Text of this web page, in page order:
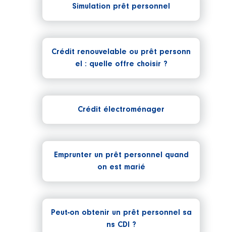
Simulation prêt personnel
Crédit renouvelable ou prêt personn
el : quelle offre choisir ?
Crédit électroménager
Emprunter un prêt personnel quand
on est marié
Peut-on obtenir un prêt personnel sa
ns CDI ?